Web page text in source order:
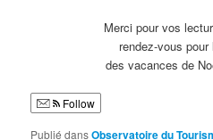
Merci pour vos
rendez-vous
des vacances de
Follow
Publié dansObservatoire du